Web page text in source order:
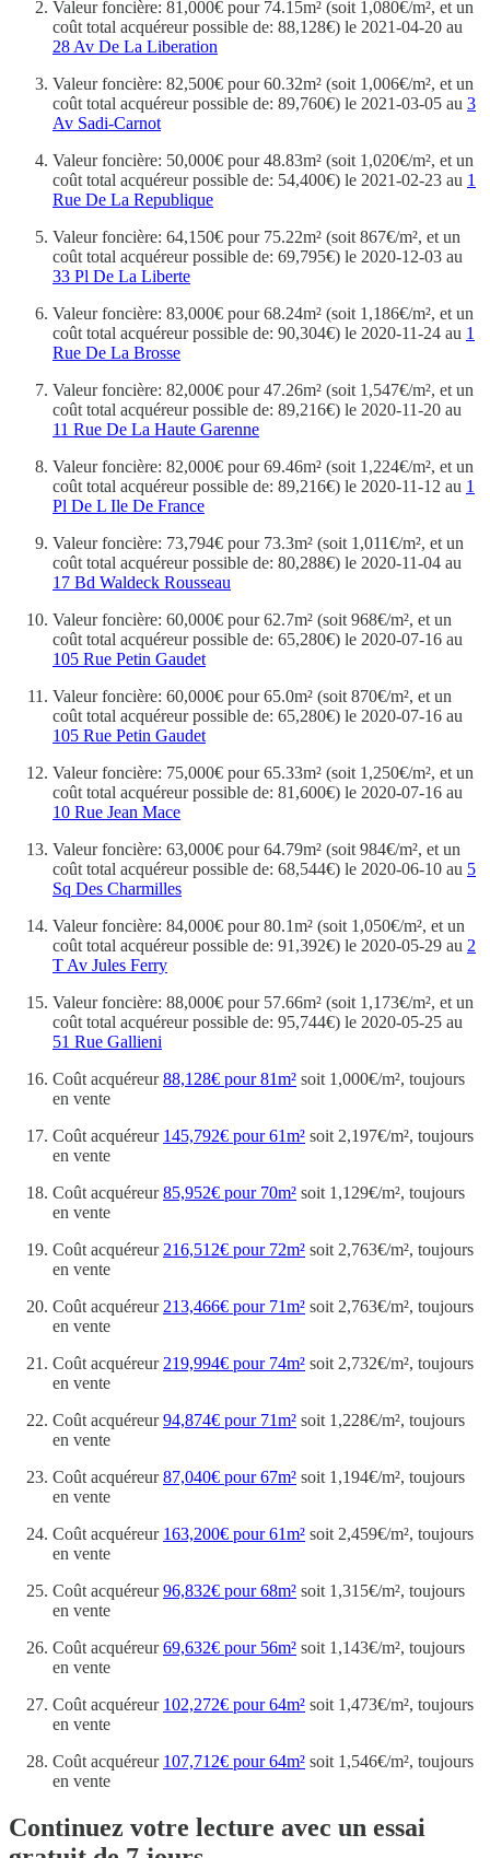
Valeur foncière: 81,000€ pour 74.15m² (soit 1,080€/m², et un
coût total acquéreur possible de: 88,128€) le 2021-04-20 au
28 Av De La Liberation
Valeur foncière: 82,500€ pour 60.32m² (soit 1,006€/m², et un
coût total acquéreur possible de: 89,760€) le 2021-03-05 au 3
Av Sadi-Carnot
Valeur foncière: 50,000€ pour 48.83m² (soit 1,020€/m², et un
coût total acquéreur possible de: 54,400€) le 2021-02-23 au 1
Rue De La Republique
Valeur foncière: 64,150€ pour 75.22m² (soit 867€/m², et un
coût total acquéreur possible de: 69,795€) le 2020-12-03 au
33 Pl De La Liberte
Valeur foncière: 83,000€ pour 68.24m² (soit 1,186€/m², et un
coût total acquéreur possible de: 90,304€) le 2020-11-24 au 1
Rue De La Brosse
Valeur foncière: 82,000€ pour 47.26m² (soit 1,547€/m², et un
coût total acquéreur possible de: 89,216€) le 2020-11-20 au
11 Rue De La Haute Garenne
Valeur foncière: 82,000€ pour 69.46m² (soit 1,224€/m², et un
coût total acquéreur possible de: 89,216€) le 2020-11-12 au 1
Pl De L Ile De France
Valeur foncière: 73,794€ pour 73.3m² (soit 1,011€/m², et un
coût total acquéreur possible de: 80,288€) le 2020-11-04 au
17 Bd Waldeck Rousseau
Valeur foncière: 60,000€ pour 62.7m² (soit 968€/m², et un
coût total acquéreur possible de: 65,280€) le 2020-07-16 au
105 Rue Petin Gaudet
Valeur foncière: 60,000€ pour 65.0m² (soit 870€/m², et un
coût total acquéreur possible de: 65,280€) le 2020-07-16 au
105 Rue Petin Gaudet
Valeur foncière: 75,000€ pour 65.33m² (soit 1,250€/m², et un
coût total acquéreur possible de: 81,600€) le 2020-07-16 au
10 Rue Jean Mace
Valeur foncière: 63,000€ pour 64.79m² (soit 984€/m², et un
coût total acquéreur possible de: 68,544€) le 2020-06-10 au 5
Sq Des Charmilles
Valeur foncière: 84,000€ pour 80.1m² (soit 1,050€/m², et un
coût total acquéreur possible de: 91,392€) le 2020-05-29 au 2
T Av Jules Ferry
Valeur foncière: 88,000€ pour 57.66m² (soit 1,173€/m², et un
coût total acquéreur possible de: 95,744€) le 2020-05-25 au
51 Rue Gallieni
Coût acquéreur88,128€ pour 81m² soit 1,000€/m², toujours
en vente
Coût acquéreur 145,792€ pour 61m² soit 2,197€/m², toujours
en vente
Coût acquéreur85,952€ pour 70m² soit 1,129€/m², toujours
en vente
Coût acquéreur 216,512€ pour 72m² soit 2,763€/m², toujours
en vente
Coût acquéreur 213,466€ pour 71m² soit 2,763€/m², toujours
en vente
Coût acquéreur 219,994€ pour 74m² soit 2,732€/m², toujours
en vente
Coût acquéreur94,874€ pour 71m² soit 1,228€/m², toujours
en vente
Coût acquéreur87,040€ pour 67m² soit 1,194€/m², toujours
en vente
Coût acquéreur 163,200€ pour 61m² soit 2,459€/m², toujours
en vente
Coût acquéreur96,832€ pour 68m² soit 1,315€/m², toujours
en vente
Coût acquéreur69,632€ pour 56m² soit 1,143€/m², toujours
en vente
Coût acquéreur 102,272€ pour 64m² soit 1,473€/m², toujours
en vente
Coût acquéreur 107,712€ pour 64m² soit 1,546€/m², toujours
en vente
Continuez votre lecture avec un essai